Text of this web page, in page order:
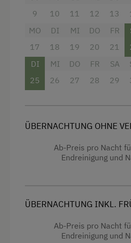
Ausstattung
4 Plattenherd
Radio
Fernseher
Haarföhn
Handtücher
Toaster
Familienzimmer
9
10
11
12
13
MO
17
DI
18
MI
19
DO
20
FR
21
DI
25
MI
26
DO
27
FR
28
SA
29
ÜBERNACHTUNG OHNE
Ab-Preis pro Nacht
Endreinigung und
ÜBERNACHTUNG INKL.
Ab-Preis pro Nacht
Endreinigung und